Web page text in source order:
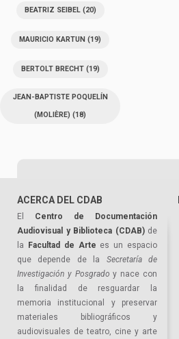
BEATRIZ SEIBEL(20)
MAURICIO KARTUN (19)
BERTOLT BRECHT(19)
JEAN-BAPTISTE POQUELÍN
(MOLIÈRE) (18)
ACERCA DEL CDAB
El Centro de Documentación
Audiovisual y Biblioteca (CDAB)de
la
Facultad de Arte es un espacio
que depende de la Secretaría de
Investigación y Posgrado y nace con
la finalidad de resguardar la
memoria institucional y preservar
materiales bibliográficos y
audiovisuales de teatro, cine y arte